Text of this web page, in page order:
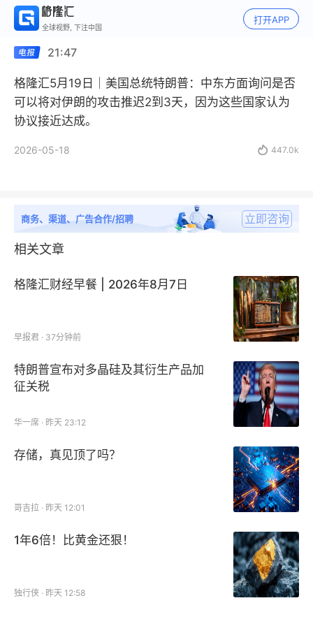
全球视野, 下注中国
打开APP
21:47
格隆汇5月19日｜美国总统特朗普：中东方面询问是否
可以将对伊朗的攻击推迟2到3天，因为这些国家认为
协议接近达成。
2026-05-18  447.0k
商务、渠道、广告合作/招聘 立即咨询
相关文章
格隆汇财经早餐 | 2026年8月7日
早报君 · 37分钟前
特朗普宣布对多晶硅及其衍生产品加
征关税
华一席 · 昨天 23:12
存储，真见顶了吗？
哥吉拉 · 昨天 12:01
1年6倍！比黄金还狠！
独行侠 · 昨天 12:58